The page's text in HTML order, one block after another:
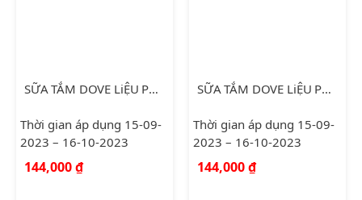
SỮA TẮM DOVE LiỆU PHÁP ÊM DỊU 530G
Thời gian áp dụng 15-09-
2023 – 16-10-2023
144,000₫
SỮA TẮM DOVE LiỆU PHÁP TƯƠI MỚI 530G
Thời gian áp dụng 15-09-
2023 – 16-10-2023
144,000₫